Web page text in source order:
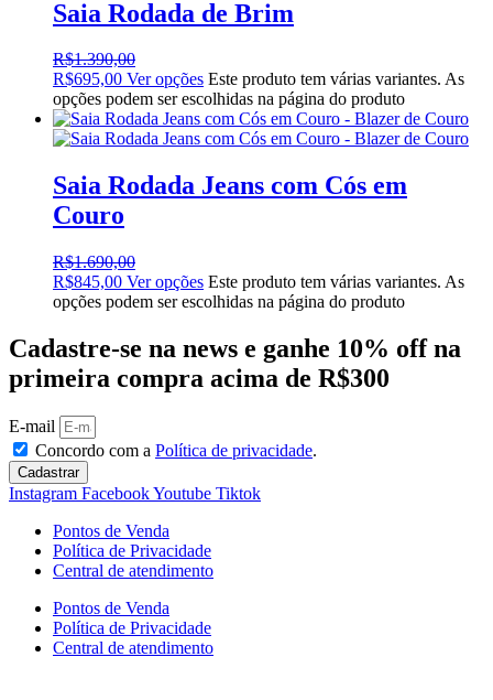
Saia Rodada de Brim
R$1.390,00
R$695,00 Ver opções Este produto tem várias variantes. As
opções podem ser escolhidas na página do produto
Saia Rodada Jeans com Cós em
Couro
R$1.690,00
R$845,00 Ver opções Este produto tem várias variantes. As
opções podem ser escolhidas na página do produto
Cadastre-se na news e ganhe 10% off na
primeira compra acima de R$300
E-mail
Concordo com a Política de privacidade.
Cadastrar
Instagram FacebookYoutube Tiktok
Pontos de Venda
Política de Privacidade
Central de atendimento
Pontos de Venda
Política de Privacidade
Central de atendimento